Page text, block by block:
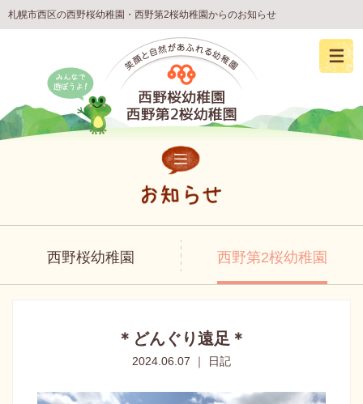
札幌市西区の西野桜幼稚園・西野第2桜幼稚園からのお知らせ
西野桜幼稚園 西野第2桜幼稚園
＊どんぐり遠足＊
2024.06.07 ｜ 日記